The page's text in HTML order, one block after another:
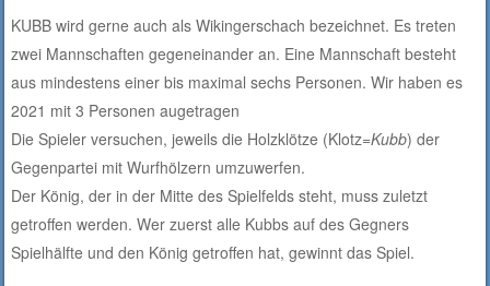
KUBB wird gerne auch als Wikingerschach bezeichnet. Es treten
zwei Mannschaften gegeneinander an. Eine Mannschaft besteht
aus mindestens einer bis maximal sechs Personen. Wir haben es
2021 mit 3 Personen augetragen
Die Spieler versuchen, jeweils die Holzklötze (Klotz=Kubb) der
Gegenpartei mit Wurfhölzern umzuwerfen.
Der König, der in der Mitte des Spielfelds steht, muss zuletzt
getroffen werden. Wer zuerst alle Kubbs auf des Gegners
Spielhälfte und den König getroffen hat, gewinnt das Spiel.